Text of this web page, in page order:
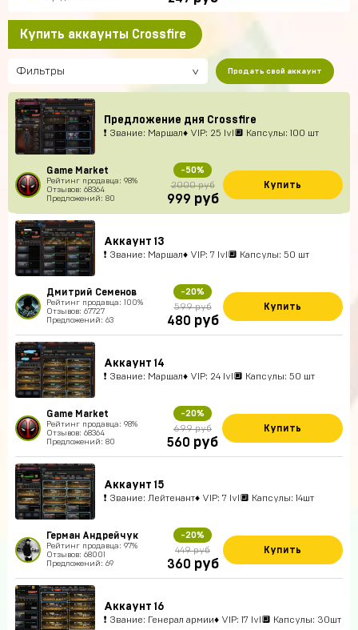
Купить аккаунты Crossfire
Фильтры Продать свой аккаунт
Предложение дня Сrossfire
❗ Звание: Маршал♦ VIP: 25 lvl🔲 Капсулы: 100 шт
Game Market
Рейтинг продавца: 98%
Отзывов: 68364
Предложений: 80
-50%
2000 руб
999 руб
Купить
Аккаунт 13
❗ Звание: Маршал♦ VIP: 7 lvl🔲 Капсулы: 50 шт
Дмитрий Семенов
Рейтинг продавца: 100%
Отзывов: 67727
Предложений: 63
-20%
599 руб
480 руб
Купить
Аккаунт 14
❗ Звание: Маршал♦ VIP: 24 lvl🔲 Капсулы: 50 шт
Game Market
Рейтинг продавца: 98%
Отзывов: 68364
Предложений: 80
-20%
699 руб
560 руб
Купить
Аккаунт 15
❗ Звание: Лейтенант♦ VIP: 7 lvl🔲 Капсулы: 14шт
Герман Андрейчук
Рейтинг продавца: 97%
Отзывов: 68001
Предложений: 69
-20%
449 руб
360 руб
Купить
Аккаунт 16
❗ Звание: Генерал армии♦ VIP: 17 lvl🔲 Капсулы: 30шт